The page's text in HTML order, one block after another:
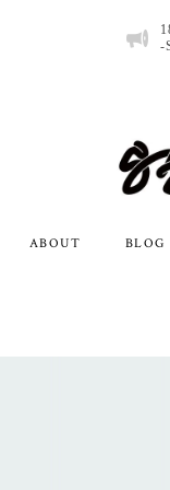
-
ABOUT BLOG